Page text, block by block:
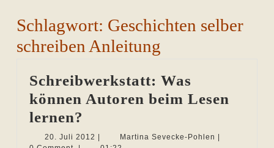
Button
Schlagwort: Geschichten selber
schreiben Anleitung
Schreibwerkstatt: Was
können Autoren beim Lesen
lernen?
Was
20. Juli 2012 20.
Martina Sevecke-Pohlen Martina